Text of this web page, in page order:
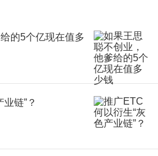
的5个亿现在值多
链”？